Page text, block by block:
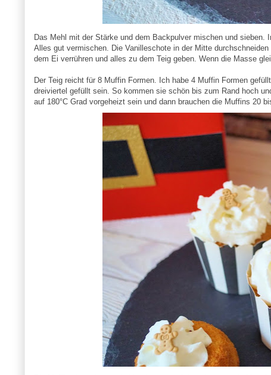
Das Mehl mit der Stärke und dem Backpulver mischen und
Alles gut vermischen. Die Vanilleschote in der Mitte
dem Ei verrühren und alles zu dem Teig geben. Wenn die Masse
Der Teig reicht für 8 Muffin Formen. Ich habe 4 Muffin Formen
dreiviertel gefüllt sein. So kommen sie schön bis zum Rand hoch
auf 180°C Grad vorgeheizt sein und dann brauchen die Muffins 20